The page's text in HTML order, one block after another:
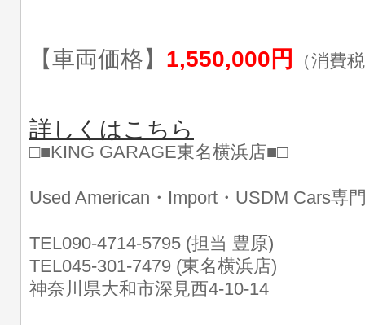
【車両価格】 1,550,000円 （消費
詳しくはこちら
□■KING GARAGE東名横浜店■□
Used American・Import・USDM Cars専
TEL090-4714-5795 (担当 豊原)
TEL045-301-7479 (東名横浜店)
神奈川県大和市深見西4-10-14